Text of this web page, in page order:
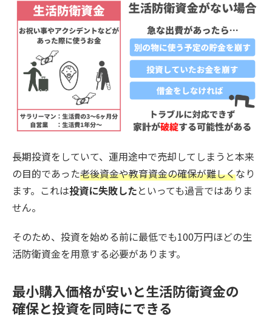
長期投資をしていて、運用途中で売却してしまうと本来
の目的であった老後資金や教育資金の確保が難しくなり
ます。これは投資に失敗したといっても過言ではありま
せん。
そのため、投資を始める前に最低でも100万円ほどの生
活防衛資金を用意する必要があります。
最小購入価格が安いと生活防衛資金の
確保と投資を同時にできる